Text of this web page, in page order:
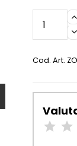
Cod. Art.